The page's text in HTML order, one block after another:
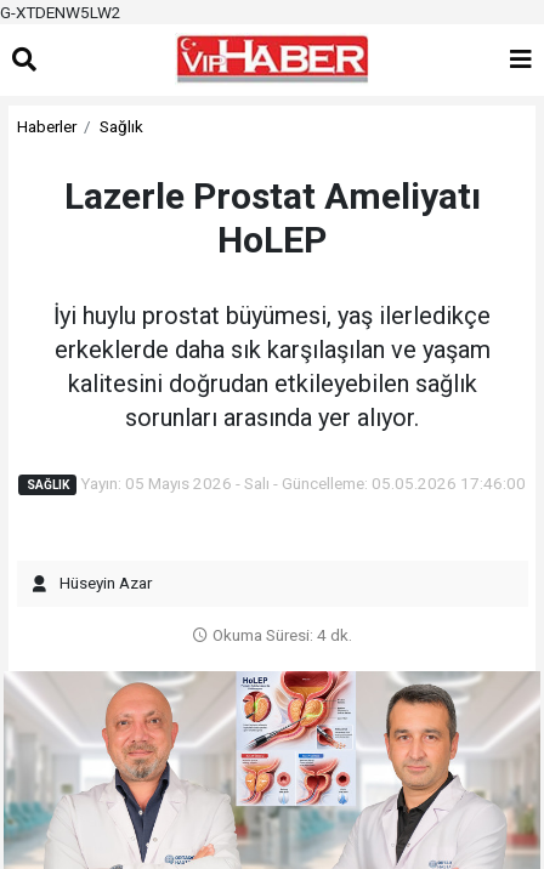
G-XTDENW5LW2
Haberler Sağlık
Lazerle Prostat Ameliyatı
HoLEP
İyi huylu prostat büyümesi, yaş ilerledikçe
erkeklerde daha sık karşılaşılan ve yaşam
kalitesini doğrudan etkileyebilen sağlık
sorunları arasında yer alıyor.
SAĞLIK Yayın: 05 Mayıs 2026 - Salı - Güncelleme: 05.05.2026 17:46:00
Hüseyin Azar
Okuma Süresi: 4 dk.